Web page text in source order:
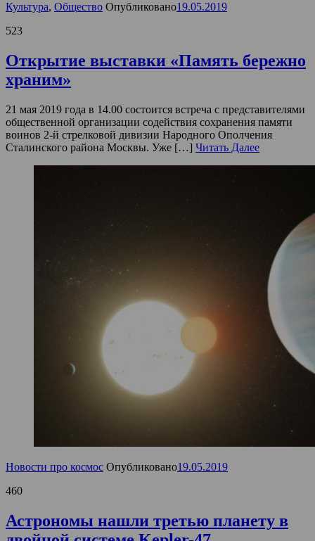
Культура, Общество Опубликовано19.05.2019
523
Открытие выставки «Память бережно
храним»
21 мая 2019 года в 14.00 состоится встреча с представителями
общественной организации содействия сохранения памяти
воинов 2-й стрелковой дивизии Народного Ополчения
Сталинского района Москвы. Уже […] Читать Далее
Новости про космос Опубликовано19.05.2019
460
Астрономы нашли третью планету в